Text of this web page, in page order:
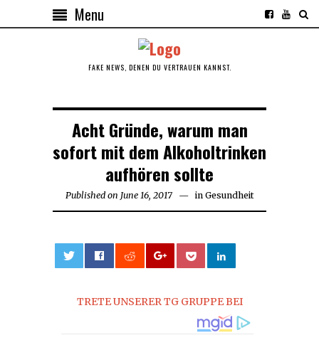
Menu
FAKE NEWS, DENEN DU VERTRAUEN KANNST.
Acht Gründe, warum man
sofort mit dem Alkoholtrinken
aufhören sollte
Published on June 16, 2017June in Gesundheit
TRETE UNSERER TG GRUPPE BEI